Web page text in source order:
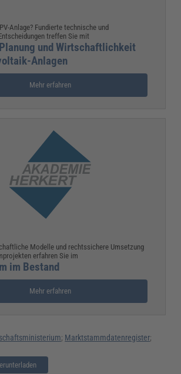
Anlage? Fundierte technische und
treffen Sie mit
und Wirtschaftlichkeit
Anlagen
Mehr erfahren
Modelle und rechtssichere Umsetzung
erfahren Sie im
im Bestand
Mehr erfahren
; Marktstammdatenregister;